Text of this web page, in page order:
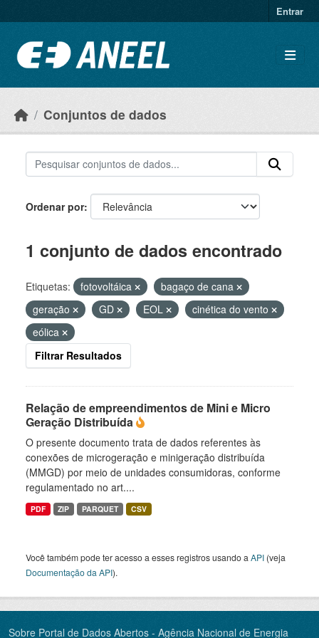
Entrar
Conjuntos de dados
Ordenar por
1 conjunto de dados encontrado
Etiquetas: fotovoltáica
bagaço de cana
geração
GD EOL
cinética do vento
eólica
Filtrar Resultados
Relação de empreendimentos de Mini e Micro
Geração Distribuída
O presente documento trata de dados referentes às
conexões de microgeração e minigeração distribuída
(MMGD) por meio de unidades consumidoras, conforme
regulamentado no art....
PDF ZIP PARQUET CSV
Você também pode ter acesso a esses registros usando a API (veja
Documentação da API).
Sobre Portal de Dados Abertos - Agência Nacional de Energia